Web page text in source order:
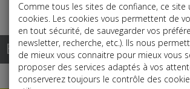
Base documentaire
Comme tous les sites de confiance, ce site
cookies. Les cookies vous permettent de
en tout sécurité, de sauvegarder vos
newsletter, recherche, etc.). Ils nous
de mieux vous connaitre pour mieux vous
proposer des services adaptés à vos
conserverez toujours le contrôle des